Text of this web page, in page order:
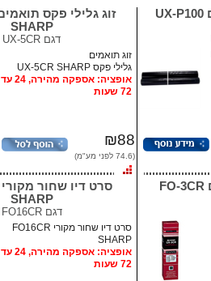
זוג גלילי סרט דיו תואם UX-P100
SHARP
דגם UX-5CR
זוג תואמים
גלילי פקס UX-5CR SHARP
אופציה: אספקה מהירה, 24 עד
72 שעות
₪88
(74.6 לפני מע"מ)
זוג גלילי פקס תואמים FO-3CR
SHARP
דגםFO16CR
סרט דיו שחור מקורי FO16CR
SHARP
אופציה: אספקה מהירה, 24 עד
72 שעות